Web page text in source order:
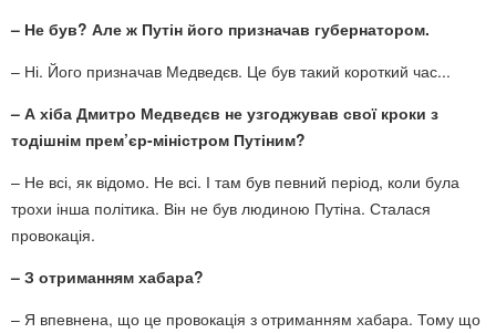
– Не був? Але ж Путін його призначав губернатором.
– Ні. Його призначав Медведєв. Це був такий короткий час...
– А хіба Дмитро Медведєв не узгоджував свої кроки з
тодішнім прем’єр-міністром Путіним?
– Не всі, як відомо. Не всі. І там був певний період, коли була
трохи інша політика. Він не був людиною Путіна. Сталася
провокація.
– З отриманням хабара?
– Я впевнена, що це провокація з отриманням хабара. Тому що